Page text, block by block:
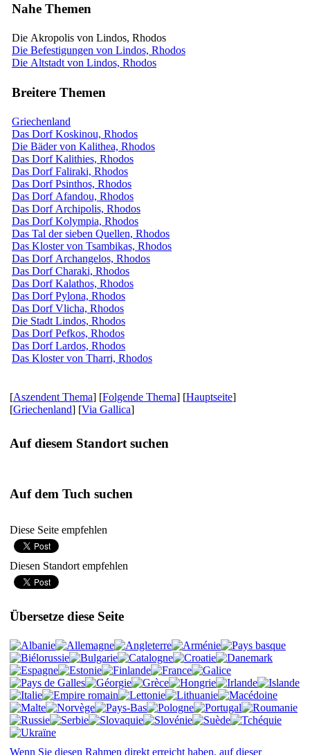
Nahe Themen
Die Akropolis von Lindos, Rhodos
Die Befestigungen von Lindos, Rhodos
Die Altstadt von Lindos, Rhodos
Breitere Themen
Griechenland
Das Dorf Koskinou, Rhodos
Die Bäder von Kalithea, Rhodos
Das Dorf Kalithies, Rhodos
Das Dorf Faliraki, Rhodos
Das Dorf Psinthos, Rhodos
Das Dorf Afandou, Rhodos
Das Dorf Archipolis, Rhodos
Das Dorf Kolympia, Rhodos
Das Tal der sieben Quellen, Rhodos
Das Kloster von Tsambikas, Rhodos
Das Dorf Archangelos, Rhodos
Das Dorf Charaki, Rhodos
Das Dorf Kalathos, Rhodos
Das Dorf Pylona, Rhodos
Das Dorf Vlicha, Rhodos
Die Stadt Lindos, Rhodos
Das Dorf Pefkos, Rhodos
Das Dorf Lardos, Rhodos
Das Kloster von Tharri, Rhodos
[Aszendent Thema] [Folgende Thema] [Hauptseite]
[Griechenland] [Via Gallica]
Auf diesem Standort suchen
Auf dem Tuch suchen
Diese Seite empfehlen
Diesen Standort empfehlen
Übersetze diese Seite
Wenn Sie diesen Rahmen direkt erreicht haben, auf dieser